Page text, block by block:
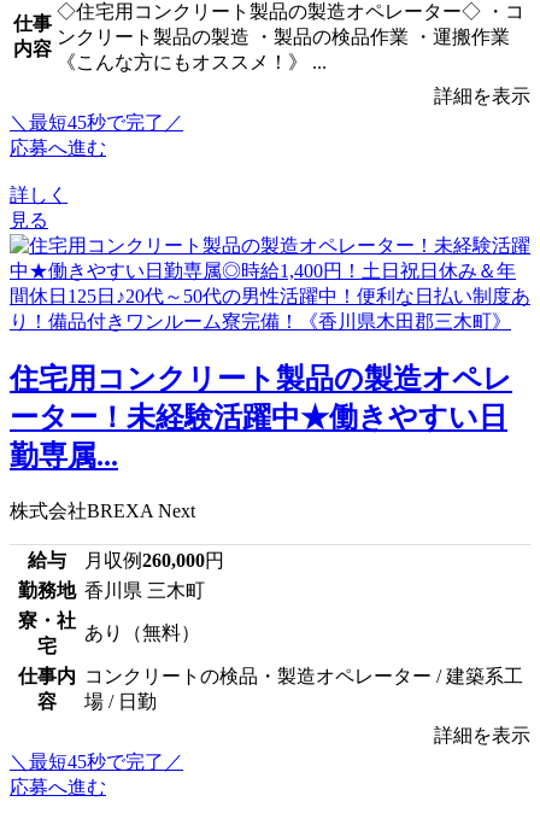
仕事
内容
◇住宅用コンクリート製品の製造オペレーター◇ ・コ
ンクリート製品の製造 ・製品の検品作業 ・運搬作業
《こんな方にもオススメ！》 ...
詳細を表示
＼最短45秒で完了／
応募へ進む
詳しく
見る
住宅用コンクリート製品の製造オペレ
ーター！未経験活躍中★働きやすい日
勤専属...
株式会社BREXA Next
給与 月収例260,000円
勤務地 香川県 三木町
寮・社
宅
あり（無料）
仕事内
容
コンクリートの検品・製造オペレーター / 建築系工
場 / 日勤
詳細を表示
＼最短45秒で完了／
応募へ進む